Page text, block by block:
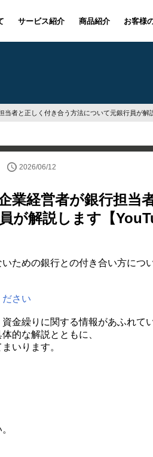
サービス紹介 商品紹介 お客様
当者と正しく付き合う方法について元銀行員が解
2026/06/12
業経営者が銀行担当
が解説します【
ための銀行との付き合い方につ
さい
金繰りに関する情報があふれてい
的な解説とともに、
いります。